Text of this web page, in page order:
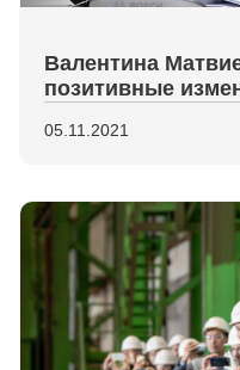
Валентина
позитивные
05.11.2021